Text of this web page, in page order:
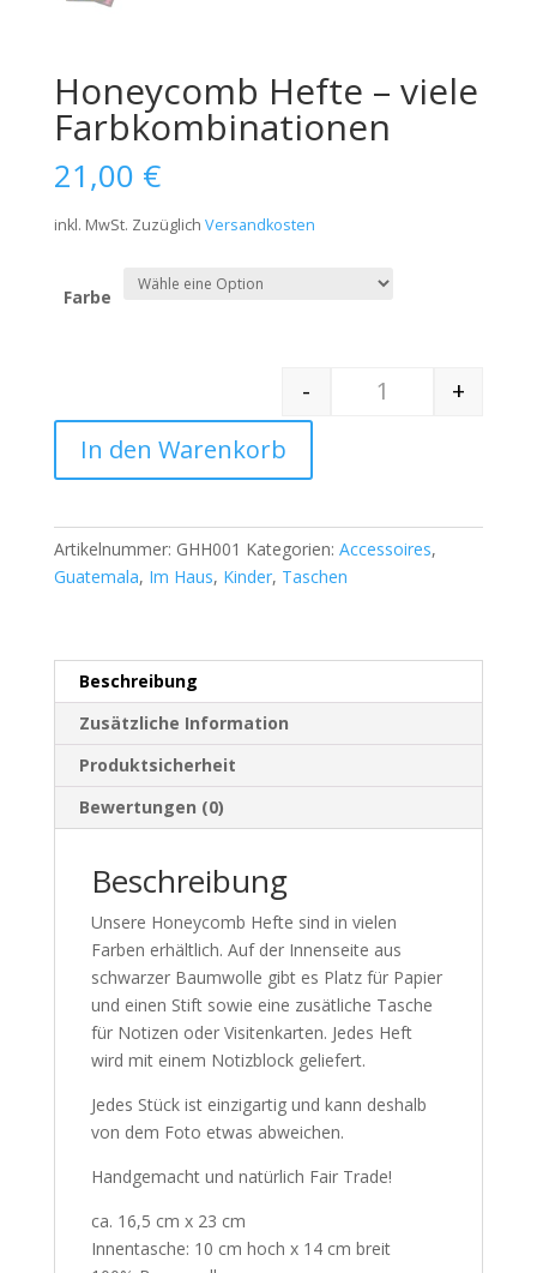
Honeycomb Hefte – viele
Farbkombinationen
21,00 €
inkl. MwSt. Zuzüglich Versandkosten
Farbe
Quantity
-
+
In den Warenkorb
Artikelnummer: GHH001 Kategorien: Accessoires,
Guatemala, Im Haus, Kinder, Taschen
Beschreibung
Zusätzliche Information
Produktsicherheit
Bewertungen (0)
Beschreibung
Unsere Honeycomb Hefte sind in vielen
Farben erhältlich. Auf der Innenseite aus
schwarzer Baumwolle gibt es Platz für Papier
und einen Stift sowie eine zusätliche Tasche
für Notizen oder Visitenkarten. Jedes Heft
wird mit einem Notizblock geliefert.
Jedes Stück ist einzigartig und kann deshalb
von dem Foto etwas abweichen.
Handgemacht und natürlich Fair Trade!
ca. 16,5 cm x 23 cm
Innentasche: 10 cm hoch x 14 cm breit